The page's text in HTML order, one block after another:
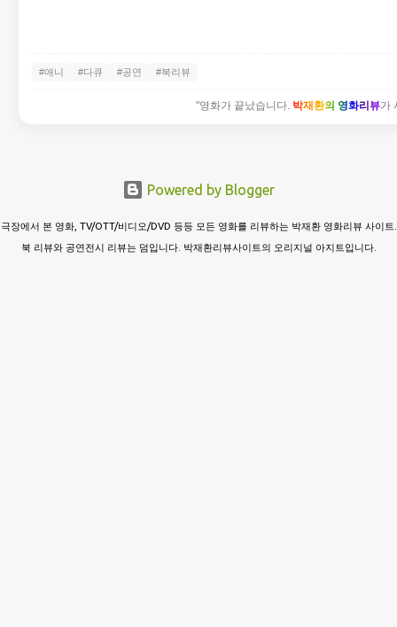
#애니 #다큐 #공연 #북리뷰
"영화가 끝났습니다. 박재환의 영화리뷰가
Powered by Blogger
극장에서 본 영화, TV/OTT/비디오/DVD 등등 모든 영화를 리뷰하는 박재환 영화리뷰 사이트.
북 리뷰와 공연전시 리뷰는 덤입니다. 박재환리뷰사이트의 오리지널 아지트입니다.